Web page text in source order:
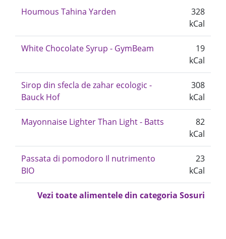
Houmous Tahina Yarden
328
kCal
White Chocolate Syrup - GymBeam
19
kCal
Sirop din sfecla de zahar ecologic -
Bauck Hof
308
kCal
Mayonnaise Lighter Than Light - Batts
82
kCal
Passata di pomodoro Il nutrimento
BIO
23
kCal
Vezi toate alimentele din categoria Sosuri